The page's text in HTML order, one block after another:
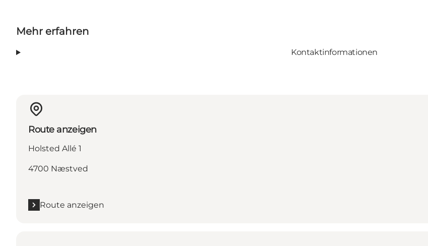
Mehr erfahren
Kontaktinformationen
Route anzeigen
Holsted Allé 1
4700 Næstved
Route anzeigen